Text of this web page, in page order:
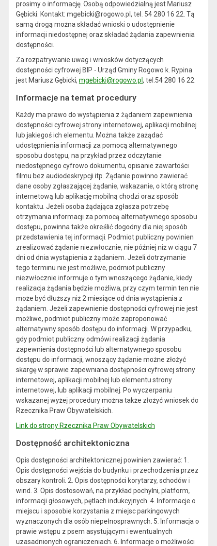
prosimy o informację. Osobą odpowiedzialną jest Mariusz
Gębicki. Kontakt: mgebicki@rogowo.pl, tel. 54 280 16 22. Tą
samą drogą można składać wnioski o udostępnienie
informacji niedostępnej oraz składać żądania zapewnienia
dostępności.
Za rozpatrywanie uwag i wniosków dotyczących
dostępności cyfrowej BIP - Urząd Gminy Rogowo k. Rypina
jest Mariusz Gębicki, mgebicki@rogowo.pl , tel. 54 280 16 22
Informacje na temat procedury
Każdy ma prawo do wystąpienia z żądaniem zapewnienia
dostępności cyfrowej strony internetowej, aplikacji mobilnej
lub jakiegoś ich elementu. Można także zażądać
udostępnienia informacji za pomocą alternatywnego
sposobu dostępu, na przykład przez odczytanie
niedostępnego cyfrowo dokumentu, opisanie zawartości
filmu bez audiodeskrypcji itp. Żądanie powinno zawierać
dane osoby zgłaszającej żądanie, wskazanie, o którą stronę
internetową lub aplikację mobilną chodzi oraz sposób
kontaktu. Jeżeli osoba żądająca zgłasza potrzebę
otrzymania informacji za pomocą alternatywnego sposobu
dostępu, powinna także określić dogodny dla niej sposób
przedstawienia tej informacji. Podmiot publiczny powinien
zrealizować żądanie niezwłocznie, nie później niż w ciągu 7
dni od dnia wystąpienia z żądaniem. Jeżeli dotrzymanie
tego terminu nie jest możliwe, podmiot publiczny
niezwłocznie informuje o tym wnoszącego żądanie, kiedy
realizacja żądania będzie możliwa, przy czym termin ten nie
może być dłuższy niż 2 miesiące od dnia wystąpienia z
żądaniem. Jeżeli zapewnienie dostępności cyfrowej nie jest
możliwe, podmiot publiczny może zaproponować
alternatywny sposób dostępu do informacji. W przypadku,
gdy podmiot publiczny odmówi realizacji żądania
zapewnienia dostępności lub alternatywnego sposobu
dostępu do informacji, wnoszący żądanie możne złożyć
skargę w sprawie zapewniana dostępności cyfrowej strony
internetowej, aplikacji mobilnej lub elementu strony
internetowej, lub aplikacji mobilnej. Po wyczerpaniu
wskazanej wyżej procedury można także złożyć wniosek do
Rzecznika Praw Obywatelskich.
Link do strony Rzecznika Praw Obywatelskich
Dostępność architektoniczna
Opis dostępności architektonicznej powinien zawierać: 1.
Opis dostępności wejścia do budynku i przechodzenia przez
obszary kontroli. 2. Opis dostępności korytarzy, schodów i
wind. 3. Opis dostosowań, na przykład pochylni, platform,
informacji głosowych, pętlach indukcyjnych. 4. Informacje o
miejscu i sposobie korzystania z miejsc parkingowych
wyznaczonych dla osób niepełnosprawnych. 5. Informacja o
prawie wstępu z psem asystującym i ewentualnych
uzasadnionych ograniczeniach. 6. Informacje o możliwości